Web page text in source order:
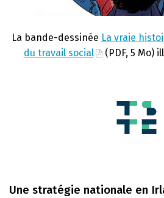
La bande-dessinée La vraie
du travail social
(PDF, 5 Mo)
Une stratégie nationale en